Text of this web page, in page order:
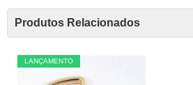
Produtos Relacionados
LANÇAMENTO